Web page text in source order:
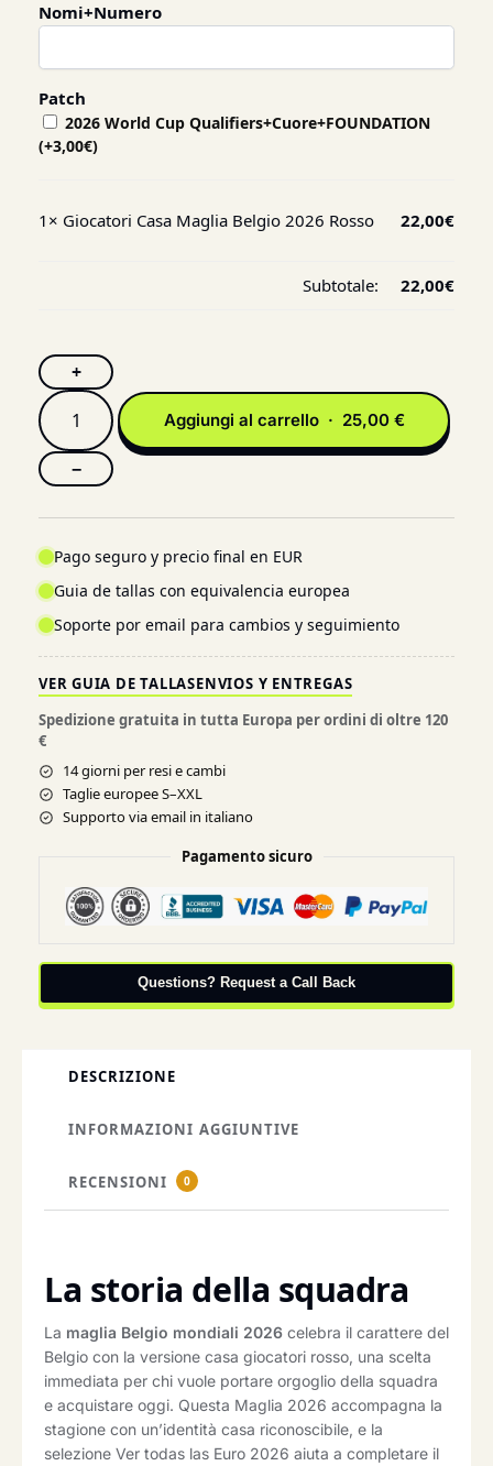
Nomi+Numero
Patch
2026 World Cup Qualifiers+Cuore+FOUNDATION
(+3,00€)
1× Giocatori Casa Maglia Belgio 2026 Rosso 22,00€
Subtotale: 22,00€
+
−
Aggiungi al carrello · 25,00 €
Pago seguro y precio final en EUR
Guia de tallas con equivalencia europea
Soporte por email para cambios y seguimiento
VER GUIA DE TALLASENVIOS Y ENTREGAS
Spedizione gratuita in tutta Europa per ordini di oltre 120
€
14 giorni per resi e cambi
Taglie europee S–XXL
Supporto via email in italiano
Pagamento sicuro
Questions? Request a Call Back
DESCRIZIONE
INFORMAZIONI AGGIUNTIVE
RECENSIONI 0
La storia della squadra
La maglia Belgio mondiali 2026 celebra il carattere del
Belgio con la versione casa giocatori rosso, una scelta
immediata per chi vuole portare orgoglio della squadra
e acquistare oggi. Questa Maglia 2026 accompagna la
stagione con un’identità casa riconoscibile, e la
selezione Ver todas las Euro 2026 aiuta a completare il